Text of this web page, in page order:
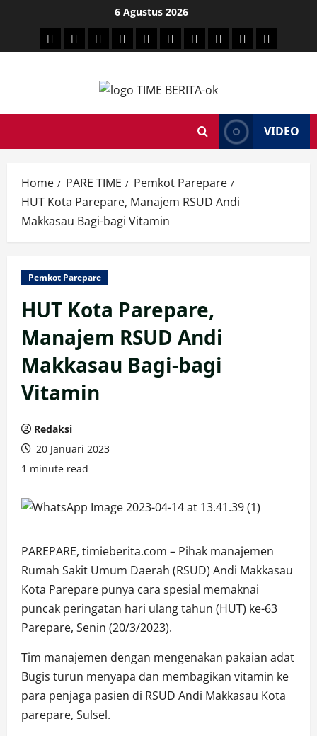
content
6 Agustus 2026
HEADLINE
PARESULSELBAR
POLITIKHUKRIMNASIONAL
PENKESSPORTAINMENT
DUNIAMEDSOS
VIDEO
Home PARE TIME
Pemkot Parepare
HUT Kota Parepare, Manajem RSUD Andi
Makkasau Bagi-bagi Vitamin
Pemkot Parepare
HUT Kota Parepare,
Manajem RSUD Andi
Makkasau Bagi-bagi
Vitamin
Redaksi
20 Januari 2023
1 minute read
PAREPARE, timieberita.com – Pihak manajemen
Rumah Sakit Umum Daerah (RSUD) Andi Makkasau
Kota Parepare punya cara spesial memaknai
puncak peringatan hari ulang tahun (HUT) ke-63
Parepare, Senin (20/3/2023).
Tim manajemen dengan mengenakan pakaian adat
Bugis turun menyapa dan membagikan vitamin ke
para penjaga pasien di RSUD Andi Makkasau Kota
parepare, Sulsel.